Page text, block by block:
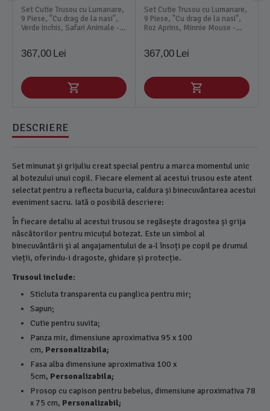
Set Cutie Trusou cu Lumanare,
9 Piese, "Cu drag de la nasi",
Verde Inchis, Safari Animale -
367,00 Lei
Set Cutie Trusou cu Lumanare,
9 Piese, "Cu drag de la nasi",
Roz Aprins, Minnie Mouse -
367,00 Lei
DESCRIERE
Set minunat și grijuliu creat special pentru a marca momentul unic
al botezului unui copil. Fiecare element al acestui trusou este atent
selectat pentru a reflecta bucuria, caldura și binecuvântarea acestui
eveniment sacru. Iată o posibilă descriere:
În fiecare detaliu al acestui trusou se regăsește dragostea și grija
născătorilor pentru micuțul botezat. Este un simbol al
binecuvântării și al angajamentului de a-l însoți pe copil pe drumul
vieții, oferindu-i dragoste, ghidare și protecție.
Trusoul include:
Sticluta transparenta cu panglica pentru mir;
Sapun;
Cutie pentru suvita;
Panza mir, dimensiune aproximativa 95 x 100
cm, Personalizabila;
Fasa alba dimensiune aproximativa 100 x
5cm, Personalizabila;
Prosop cu capison pentru bebelus, dimensiune aproximativa 78
x 75 cm, Personalizabil;